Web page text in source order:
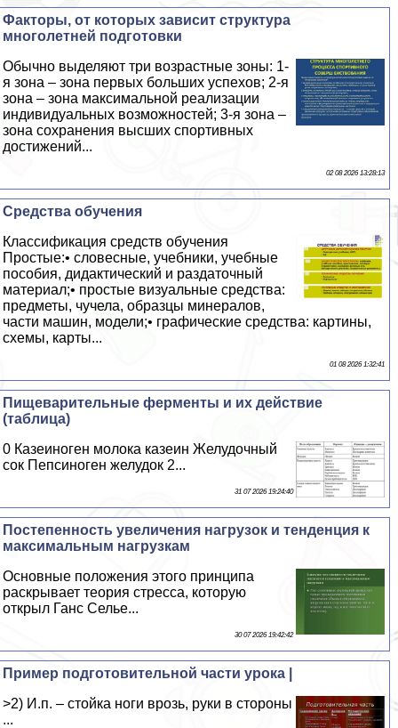
Факторы, от которых зависит структура
многолетней подготовки
Обычно выделяют три возрастные зоны: 1-
я зона – зона первых больших успехов; 2-я
зона – зона максимальной реализации
индивидуальных возможностей; 3-я зона –
зона сохранения высших спортивных
достижений...
02 08 2026 13:28:13
Средства обучения
Классификация средств обучения
Простые:• словесные, учебники, учебные
пособия, дидактический и раздаточный
материал;• простые визуальные средства:
предметы, чучела, образцы минералов,
части машин, модели;• графические средства: картины,
схемы, карты...
01 08 2026 1:32:41
Пищеварительные ферменты и их действие
(таблица)
0 Казеиноген молока казеин Желудочный
сок Пепсиноген желудок 2...
31 07 2026 19:24:40
Постепенность увеличения нагрузок и тенденция к
максимальным нагрузкам
Основные положения этого принципа
раскрывает теория стресса, которую
открыл Ганс Селье...
30 07 2026 19:42:42
Пример подготовительной части урока |
>2) И.п. – стойка ноги врозь, руки в стороны
...